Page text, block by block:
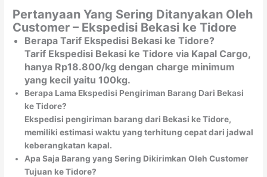
Pertanyaan Yang Sering Ditanyakan Oleh
Customer – Ekspedisi Bekasi ke Tidore
Berapa Tarif Ekspedisi Bekasi ke Tidore?
Tarif Ekspedisi Bekasi ke Tidore via Kapal Cargo,
hanya Rp18.800/kg dengan charge minimum
yang kecil yaitu 100kg.
Berapa Lama Ekspedisi Pengiriman Barang Dari Bekasi
ke Tidore?
Ekspedisi pengiriman barang dari Bekasi ke Tidore,
memiliki estimasi waktu yang terhitung cepat dari jadwal
keberangkatan kapal.
Apa Saja Barang yang Sering Dikirimkan Oleh Customer
Tujuan ke Tidore?